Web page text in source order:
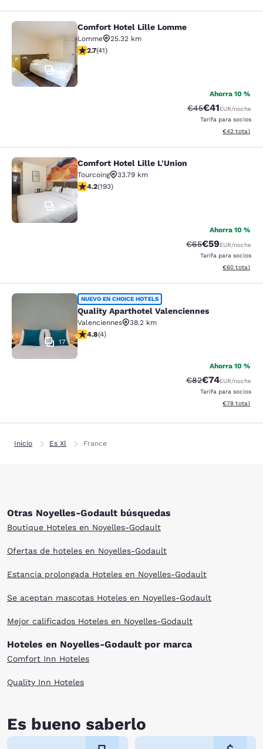
Comfort Hotel Lille Lomme
31
Comfort Hotel Lille Lomme
Lomme
25.32 km
calificación de 2.66 estrellas. Feria. 41 reseñas
2.7(41)
Ahorra 10 %
Precio tachado:
€45Precio con
€41EUR/noche
Tarifa para socios
Ver detalles
€42 total
Comfort Hotel Lille L'Union
18
Comfort Hotel Lille L'Union
Tourcoing
33.79 km
calificación de 4.23 estrellas. Excelente. 193 reseñas
4.2(193)
Ahorra 10 %
Precio tachado:
€65Precio con
€59EUR/noche
Tarifa para socios
Ver detalles
€60 total
Quality Aparthotel Valenciennes
17
NUEVO EN CHOICE HOTELS
Quality Aparthotel Valenciennes
Valenciennes
38.2 km
calificación de 4.75 estrellas. Excepcional. 4 reseñas
4.8(4)
Ahorra 10 %
Precio tachado:
€82Precio con
€74EUR/noche
Tarifa para socios
Ver detalles
€78 total
Inicio Es Xl France
Otras Noyelles-Godault búsquedas
Boutique Hoteles en Noyelles-Godault
Ofertas de hoteles en Noyelles-Godault
Estancia prolongada Hoteles en Noyelles-Godault
Se aceptan mascotas Hoteles en Noyelles-Godault
Mejor calificados Hoteles en Noyelles-Godault
Hoteles en Noyelles-Godault por marca
Comfort Inn Hoteles
Quality Inn Hoteles
Es bueno saberlo